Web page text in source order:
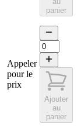
panier
Appeler
pour le
prix
Ajouter
au
panier